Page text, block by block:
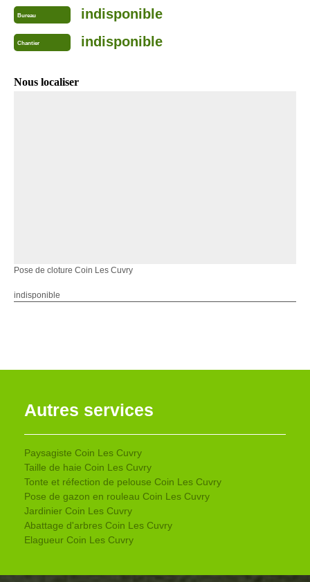
Bureau indisponible
Chantier indisponible
Nous localiser
Pose de cloture Coin Les Cuvry
indisponible
Autres services
Paysagiste Coin Les Cuvry
Taille de haie Coin Les Cuvry
Tonte et réfection de pelouse Coin Les Cuvry
Pose de gazon en rouleau Coin Les Cuvry
Jardinier Coin Les Cuvry
Abattage d'arbres Coin Les Cuvry
Elagueur Coin Les Cuvry